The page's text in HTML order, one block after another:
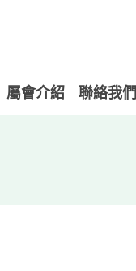
屬會介紹 聯絡我們